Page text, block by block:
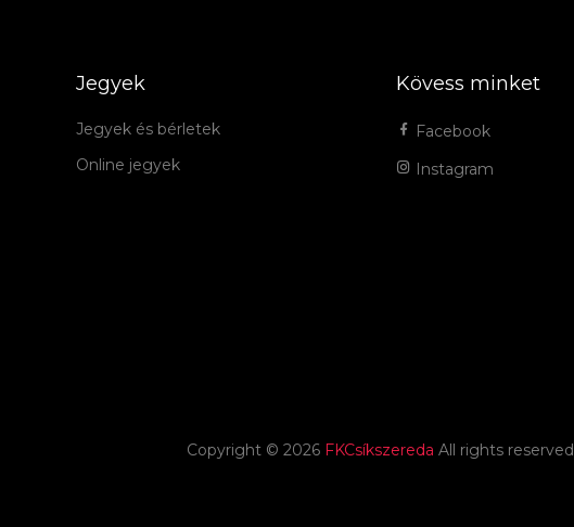
Jegyek
Jegyek és bérletek
Online jegyek
Kövess minket
Facebook
Instagram
Copyright © 2026 FKCsíkszereda All rights reserved